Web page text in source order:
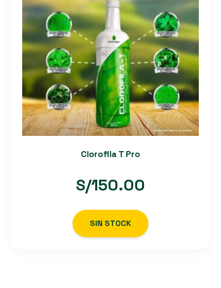
Clorofila T Pro
S/150.00
SIN STOCK